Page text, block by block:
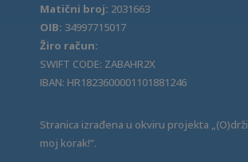
Matični broj: 2031663
OIB: 34997715017
Žiro račun:
SWIFT CODE: ZABAHR2X
IBAN: HR1823600001101881246
Stranica izrađena u okviru projekta „(O)drži
moj korak!“.